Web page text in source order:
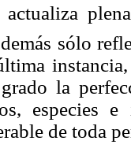
actualiza
sólo
la
especies
de toda